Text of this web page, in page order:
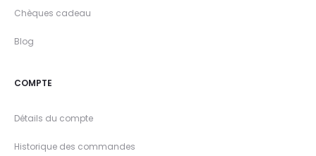
Chèques cadeau
Blog
COMPTE
Détails du compte
Historique des commandes